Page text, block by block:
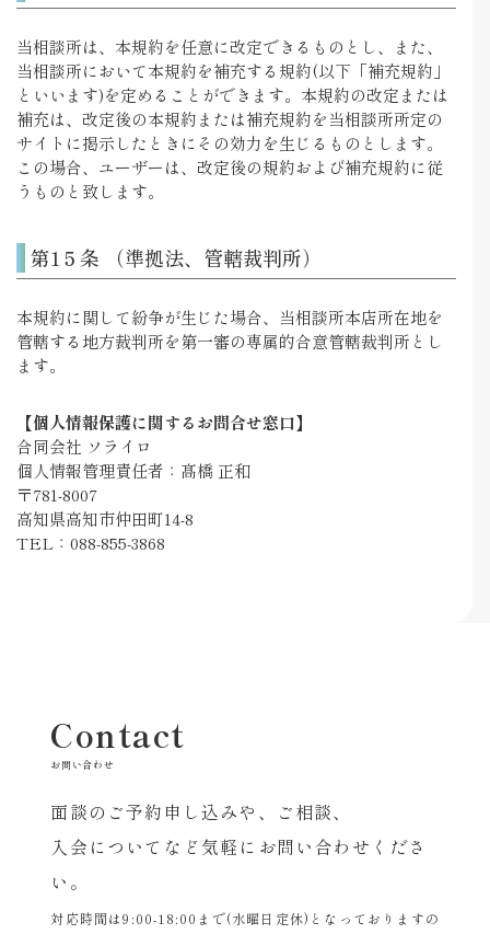
当相談所は、本規約を任意に改定できるものとし、また、
当相談所において本規約を補充する規約(以下「補充規約」
といいます)を定めることができます。本規約の改定または
補充は、改定後の本規約または補充規約を当相談所所定の
サイトに掲示したときにその効力を生じるものとします。
この場合、ユーザーは、改定後の規約および補充規約に従
うものと致します。
第1５条 （準拠法、管轄裁判所）
本規約に関して紛争が生じた場合、当相談所本店所在地を
管轄する地方裁判所を第一審の専属的合意管轄裁判所とし
ます。
【個人情報保護に関するお問合せ窓口】
合同会社 ソライロ
個人情報管理責任者：髙橋 正和
〒781-8007
高知県高知市仲田町14-8
TEL：088-855-3868
Contact
お問い合わせ
面談のご予約申し込みや、ご相談、
入会についてなど気軽にお問い合わせくださ
い。
対応時間は9:00-18:00まで(水曜日定休)となっておりますの